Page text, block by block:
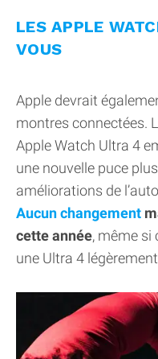
LES APPLE
VOUS
Apple devrait
montres connectées.
Apple Watch Ultra 4
une nouvelle puce
améliorations de
Aucun changement
cette année, même si
une Ultra 4